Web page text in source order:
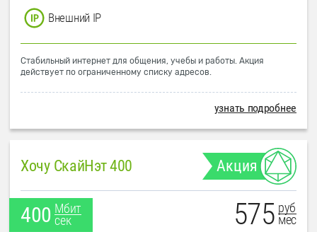
Внешний IP
Стабильный интернет для общения, учебы и работы. Акция
действует по ограниченному списку адресов.
узнать подробнее
Хочу СкайНэт 400 Акция
400 Мбит
сек
575 руб
мес